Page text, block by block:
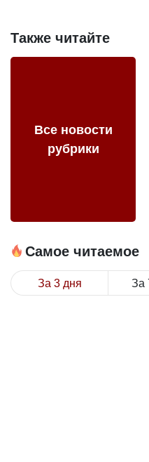
Также читайте
Все новости
рубрики
Самое читаемое
За 3 дня За